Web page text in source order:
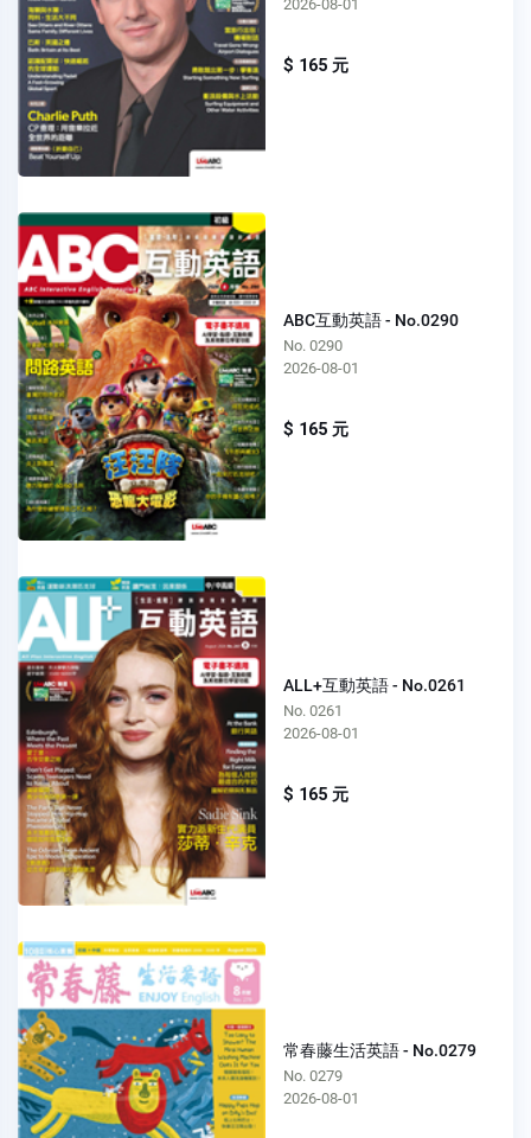
2026-08-01
$ 165 元
ABC互動英語 - No.0290
No. 0290
2026-08-01
$ 165 元
ALL+互動英語 - No.0261
No. 0261
2026-08-01
$ 165 元
常春藤生活英語 - No.0279
No. 0279
2026-08-01